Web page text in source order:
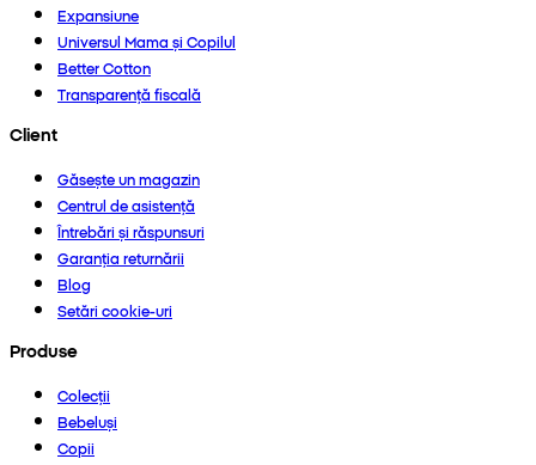
Expansiune
Universul Mama și Copilul
Better Cotton
Transparență fiscală
Client
Găsește un magazin
Centrul de asistență
Întrebări și răspunsuri
Garanția returnării
Blog
Setări cookie-uri
Produse
Colecții
Bebeluși
Copii